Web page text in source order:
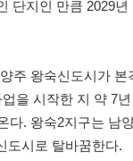
단지인 만큼 2029
주 왕숙신도시가
을 시작한 지 약 7
다. 왕숙2지구는 남
도시로 탈바꿈한다.